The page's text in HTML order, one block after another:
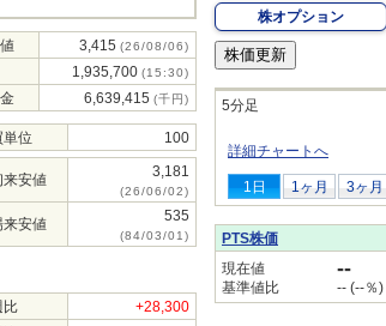
3,415 (26/08/06)
1,935,700 (15:30)
6,639,415 (千円)
単位 100
来安値 3,181
(26/06/02)
来安値 535
(84/03/01)
比
+28,300
株オプション
5分足
詳細チャートへ
1日 1ヶ月 3ヶ月
PTS株価
現在値
--
基準値比 -- (--％)